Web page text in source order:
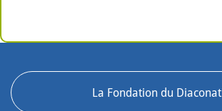
La Fondation du Diaconat